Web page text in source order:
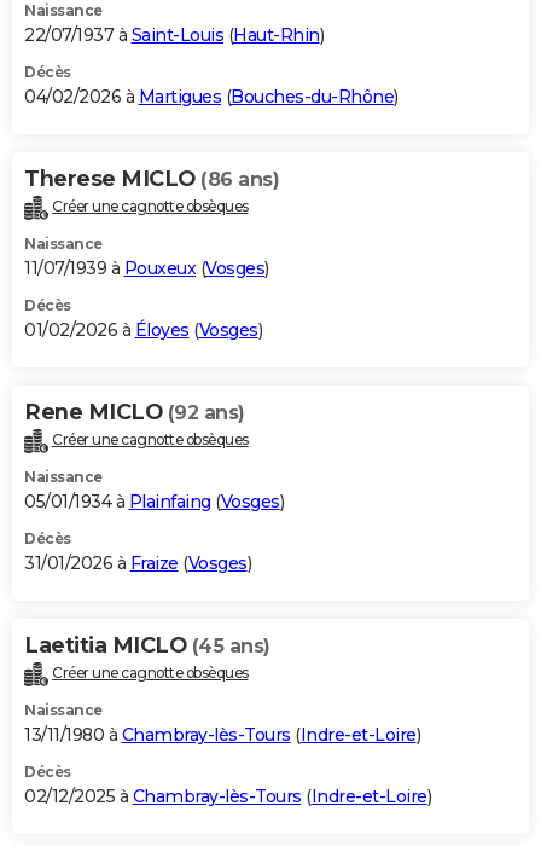
Naissance
22/07/1937 à Saint-Louis (Haut-Rhin)
Décès
04/02/2026 à Martigues (Bouches-du-Rhône)
Therese MICLO (86 ans)
Créer une cagnotte obsèques
Naissance
11/07/1939 à Pouxeux(Vosges)
Décès
01/02/2026 à Éloyes (Vosges)
Rene MICLO (92 ans)
Créer une cagnotte obsèques
Naissance
05/01/1934 à Plainfaing (Vosges)
Décès
31/01/2026 à Fraize (Vosges)
Laetitia MICLO (45 ans)
Créer une cagnotte obsèques
Naissance
13/11/1980 à Chambray-lès-Tours (Indre-et-Loire)
Décès
02/12/2025 à Chambray-lès-Tours (Indre-et-Loire)